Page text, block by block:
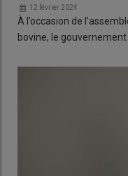
12 février 2024
À l’occasion de
bovine, le gouvernement